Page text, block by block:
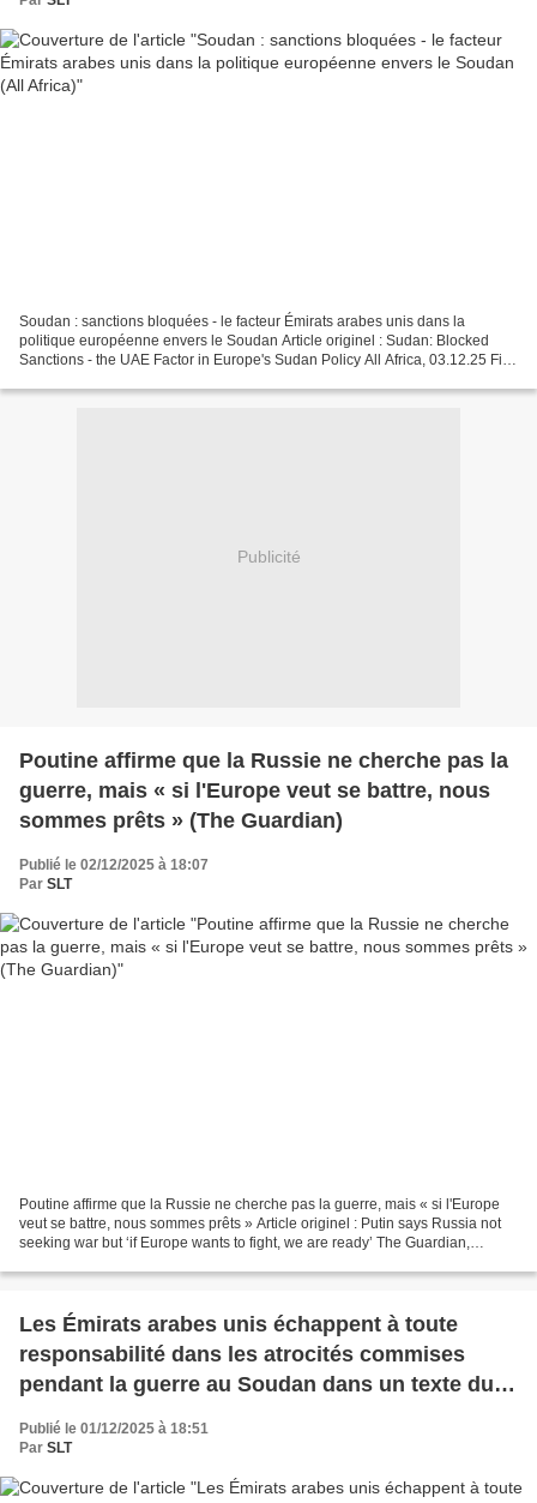
Soudan : sanctions bloquées - le facteur Émirats arabes unis dans la
politique européenne envers le Soudan Article originel : Sudan: Blocked
Sanctions - the UAE Factor in Europe's Sudan Policy All Africa, 03.12.25 Fin
Publicité
Poutine affirme que la Russie ne cherche pas la
guerre, mais « si l'Europe veut se battre, nous
sommes prêts » (The Guardian)
Publié le 02/12/2025 à 18:07
Par SLT
Poutine affirme que la Russie ne cherche pas la guerre, mais « si l'Europe
veut se battre, nous sommes prêts » Article originel : Putin says Russia not
seeking war but ‘if Europe wants to fight, we are ready’ The Guardian,
Les Émirats arabes unis échappent à toute
responsabilité dans les atrocités commises
pendant la guerre au Soudan dans un texte du
Parlement européen (Politico.eu)
Publié le 01/12/2025 à 18:51
Par SLT